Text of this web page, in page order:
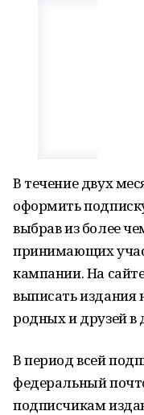
В течение двух
оформить
выбрав из более
принимающих
кампании. На
выписать издания
родных и друзей в
В период всей
федеральный
подписчикам